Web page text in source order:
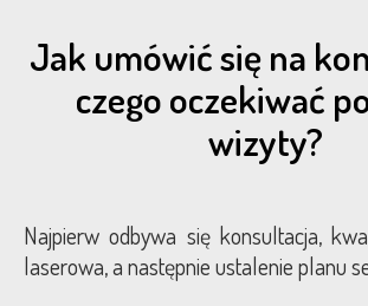
Jak umówić się na
czego oczekiwać
wizyty?
Najpierw odbywa się konsultacja,
laserowa, a następnie ustalenie planu